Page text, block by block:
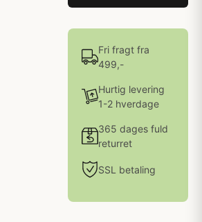
Fri fragt fra
499,-
Hurtig levering
1-2 hverdage
365 dages fuld
returret
SSL betaling